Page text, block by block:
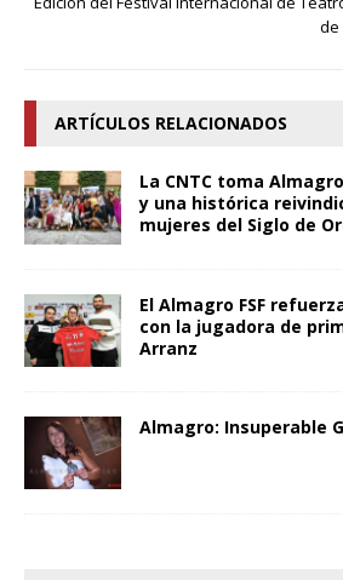
de
ARTÍCULOS RELACIONADOS
La CNTC toma
y una histórica
mujeres del Siglo de
El Almagro FSF
con la jugadora de
Arranz
Almagro: Insuperable